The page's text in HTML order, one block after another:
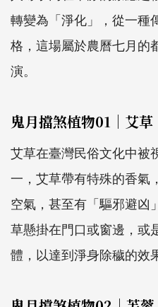
轉變為「淨化」，從一種
格，這場屬於農曆七月的
演。
鬼月擋煞植物01｜艾草
艾草在臺灣民俗文化中被
一，艾草帶有特殊的香氣
空氣，甚至有「驅邪避凶
草懸掛在門口或窗邊，或
體，以達到淨身除穢的效